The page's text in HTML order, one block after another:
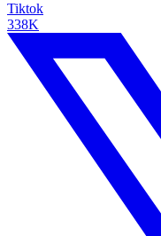
Tiktok
338K